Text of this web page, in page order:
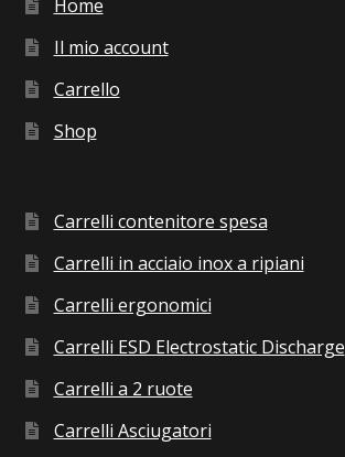
Home
Il mio account
Carrello
Shop
Carrelli contenitore spesa
Carrelli in acciaio inox a ripiani
Carrelli ergonomici
Carrelli ESD Electrostatic Discharge
Carrelli a 2 ruote
Carrelli Asciugatori